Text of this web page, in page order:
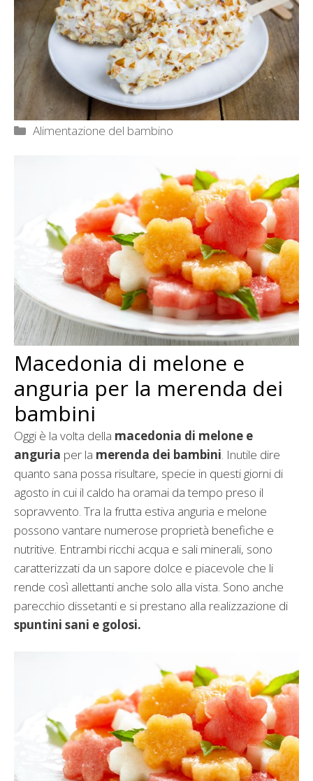
Categorie
Alimentazione del bambino
Macedonia di melone e
anguria per la merenda dei
bambini
Oggi è la volta della macedonia di melone e
anguria per la merenda dei bambini . Inutile dire
quanto sana possa risultare, specie in questi giorni di
agosto in cui il caldo ha oramai da tempo preso il
sopravvento. Tra la frutta estiva anguria e melone
possono vantare numerose proprietà benefiche e
nutritive. Entrambi ricchi acqua e sali minerali, sono
caratterizzati da un sapore dolce e piacevole che li
rende così allettanti anche solo alla vista. Sono anche
parecchio dissetanti e si prestano alla realizzazione di
spuntini sani e golosi.